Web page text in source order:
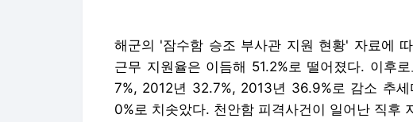
해군의 '잠수함 승조 부사관 지원 현황' 자료에
근무 지원율은 이듬해 51.2%로 떨어졌다. 이후
7%, 2012년 32.7%, 2013년 36.9%로 감소 추
0%로 치솟았다. 천안함 피격사건이 일어난 직후